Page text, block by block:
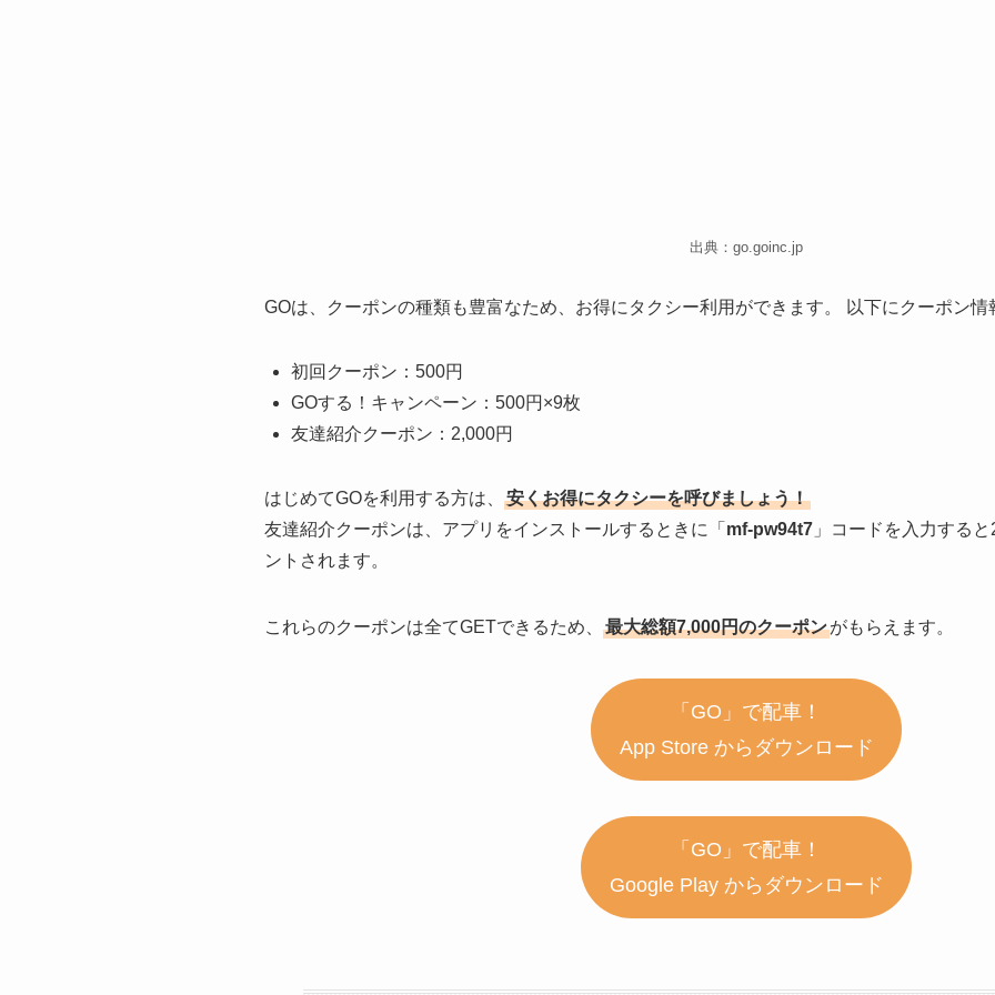
出典：go.goinc.jp
GOは、クーポンの種類も豊富なため、お得にタクシー利用ができます。 以下にクーポン情
初回クーポン：500円
GOする！キャンペーン：500円×9枚
友達紹介クーポン：2,000円
はじめてGOを利用する方は、
安くお得にタクシーを呼びましょう！
友達紹介クーポンは、アプリをインストールするときに「 mf-pw94t7 」コードを入力する
ントされます。
これらのクーポンは全てGETできるため、 最大総額7,000円のクーポンがもらえます。
「GO」で配車！
App Store からダウンロード
「GO」で配車！
Google Play からダウンロード